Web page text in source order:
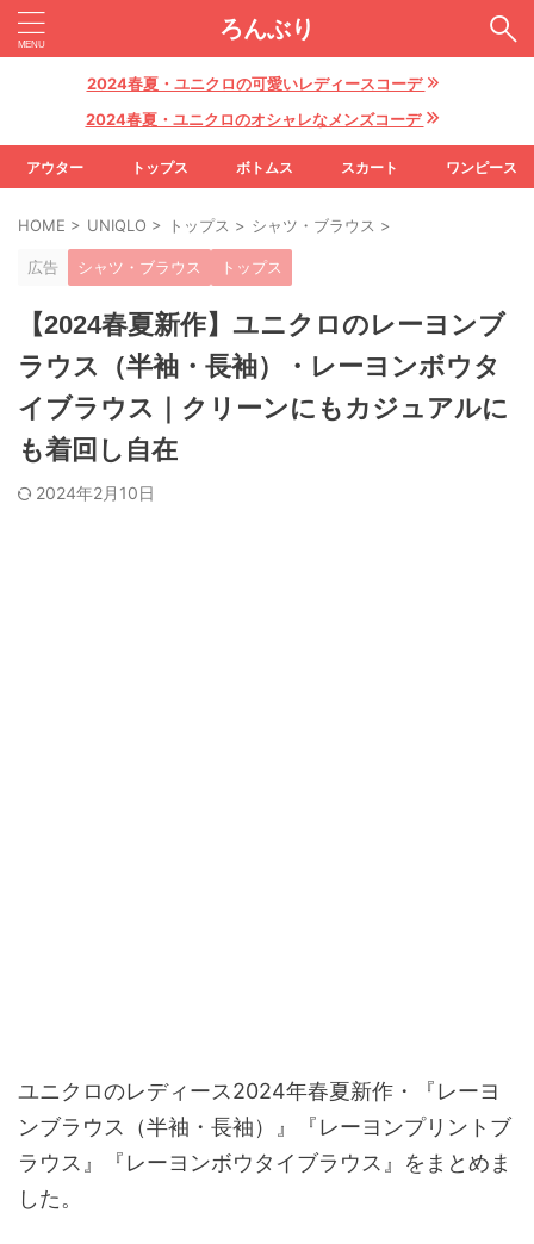
ろんぶり
2024春夏・ユニクロの可愛いレディースコーデ
2024春夏・ユニクロのオシャレなメンズコーデ
アウター トップス ボトムス スカート ワンピース
HOME > UNIQLO > トップス > シャツ・ブラウス >
広告 シャツ・ブラウス トップス
【2024春夏新作】ユニクロのレーヨンブ
ラウス（半袖・長袖）・レーヨンボウタ
イブラウス｜クリーンにもカジュアルに
も着回し自在
2024年2月10日
ユニクロのレディース2024年春夏新作・『レーヨ
ンブラウス（半袖・長袖）』『レーヨンプリントブ
ラウス』『レーヨンボウタイブラウス』をまとめま
した。